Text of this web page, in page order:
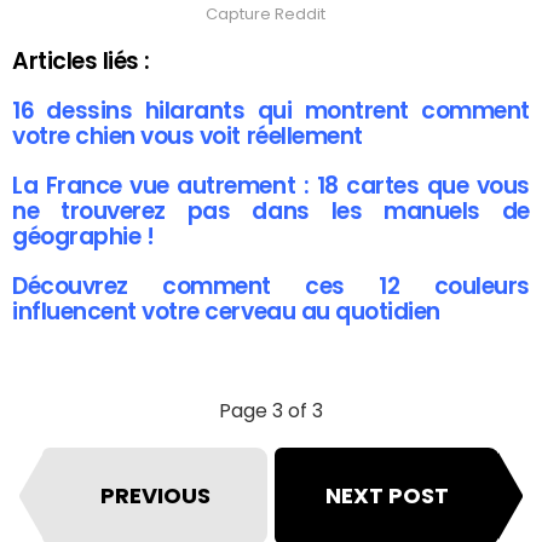
Capture Reddit
Articles liés :
16 dessins hilarants qui montrent comment
votre chien vous voit réellement
La France vue autrement : 18 cartes que vous
ne trouverez pas dans les manuels de
géographie !
Découvrez comment ces 12 couleurs
influencent votre cerveau au quotidien
Page 3 of 3
PREVIOUS NEXT POST